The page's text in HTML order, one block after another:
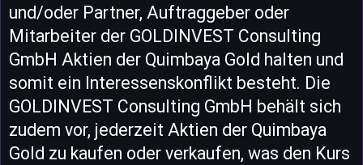
und/oder Partner, Auftraggeber oder
Mitarbeiter der GOLDINVEST Consulting
GmbH Aktien der Quimbaya Gold halten und
somit ein Interessenskonflikt besteht. Die
GOLDINVEST Consulting GmbH behält sich
zudem vor, jederzeit Aktien der Quimbaya
Gold zu kaufen oder verkaufen, was den Kurs